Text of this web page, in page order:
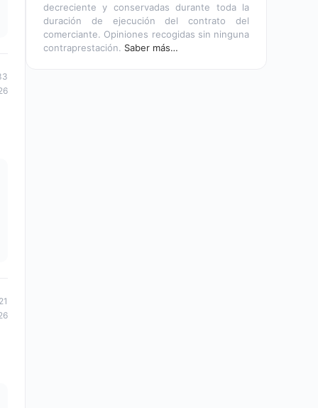
decreciente y conservadas durante toda la
duración de ejecución del contrato del
comerciante. Opiniones recogidas sin ninguna
contraprestación. Saber más…